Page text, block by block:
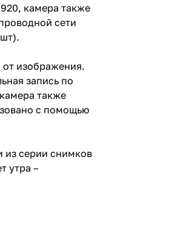
камера также
сети
изображения.
запись по
также
с помощью
из серии снимков
утра –